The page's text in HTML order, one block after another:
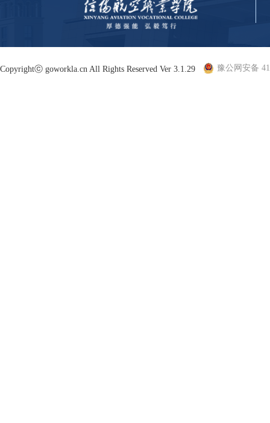
Copyrightⓒ goworkla.cn All Rights Reserved Ver 3.1.29 豫公网安备